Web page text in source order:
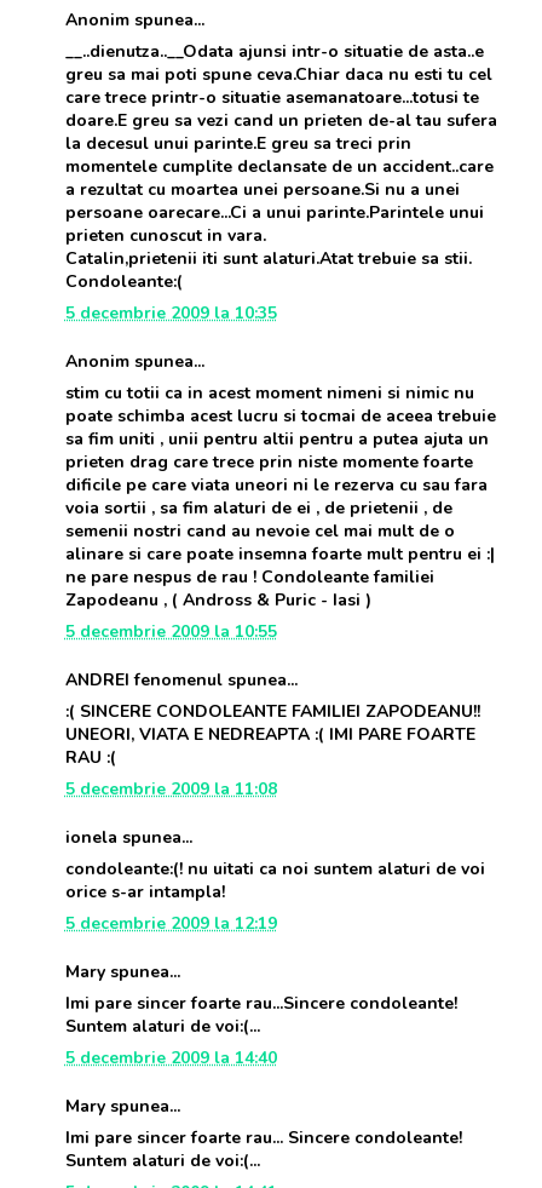
Anonim spunea...
__..dienutza..__Odata ajunsi intr-o situatie de asta..e
greu sa mai poti spune ceva.Chiar daca nu esti tu cel
care trece printr-o situatie asemanatoare...totusi te
doare.E greu sa vezi cand un prieten de-al tau sufera
la decesul unui parinte.E greu sa treci prin
momentele cumplite declansate de un accident..care
a rezultat cu moartea unei persoane.Si nu a unei
persoane oarecare...Ci a unui parinte.Parintele unui
prieten cunoscut in vara.
Catalin,prietenii iti sunt alaturi.Atat trebuie sa stii.
Condoleante:(
5 decembrie 2009 la 10:35
Anonim spunea...
stim cu totii ca in acest moment nimeni si nimic nu
poate schimba acest lucru si tocmai de aceea trebuie
sa fim uniti , unii pentru altii pentru a putea ajuta un
prieten drag care trece prin niste momente foarte
dificile pe care viata uneori ni le rezerva cu sau fara
voia sortii , sa fim alaturi de ei , de prietenii , de
semenii nostri cand au nevoie cel mai mult de o
alinare si care poate insemna foarte mult pentru ei :|
ne pare nespus de rau ! Condoleante familiei
Zapodeanu , ( Andross & Puric - Iasi )
5 decembrie 2009 la 10:55
ANDREI fenomenul spunea...
:( SINCERE CONDOLEANTE FAMILIEI ZAPODEANU!!
UNEORI, VIATA E NEDREAPTA :( IMI PARE FOARTE
RAU :(
5 decembrie 2009 la 11:08
ionela spunea...
condoleante:(! nu uitati ca noi suntem alaturi de voi
orice s-ar intampla!
5 decembrie 2009 la 12:19
Mary spunea...
Imi pare sincer foarte rau...Sincere condoleante!
Suntem alaturi de voi:(...
5 decembrie 2009 la 14:40
Mary spunea...
Imi pare sincer foarte rau... Sincere condoleante!
Suntem alaturi de voi:(...